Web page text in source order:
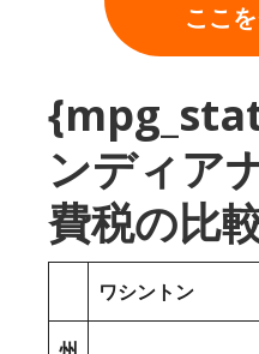
ここ
ンディア
費税の比
ワシントン